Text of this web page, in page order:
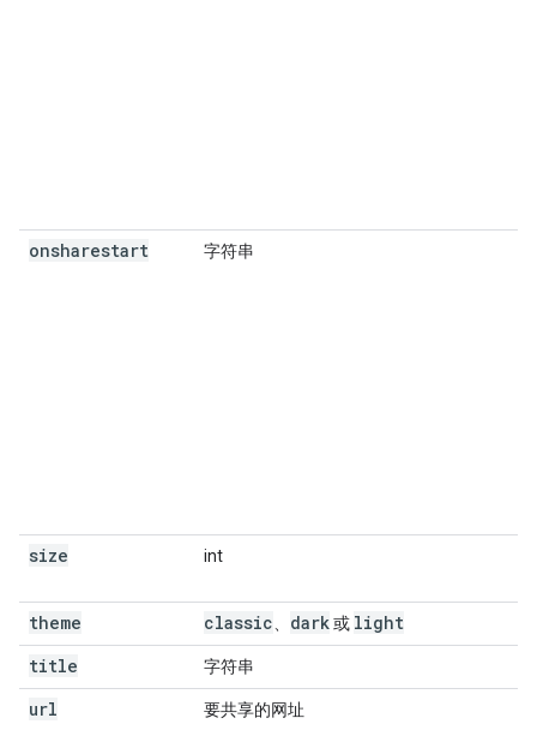
onsharestart 字符串
size int
theme classic dark或 light
title
字符串
url 要共享的网址